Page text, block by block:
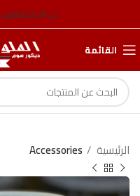
عن الشركة
القائمة
الرئيسية Accessories